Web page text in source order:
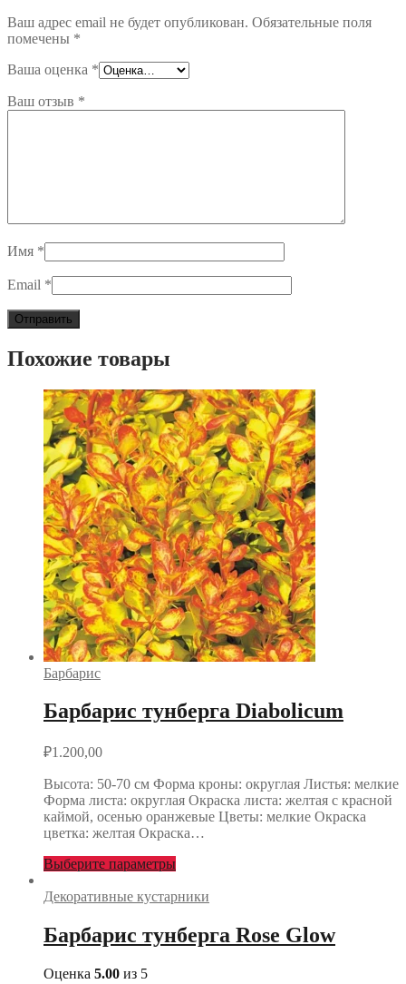
Ваш адрес email не будет опубликован. Обязательные поля
помечены *
Ваша оценка *
Ваш отзыв *
Имя *
Email *
Похожие товары
Барбарис
Барбарис тунберга Diabolicum
₽1.200,00
Высота: 50-70 см Форма кроны: округлая Листья: мелкие
Форма листа: округлая Окраска листа: желтая с красной
каймой, осенью оранжевые Цветы: мелкие Окраска
цветка: желтая Окраска…
Выберите параметры
Декоративные кустарники
Барбарис тунберга Rose Glow
Оценка 5.00 из 5